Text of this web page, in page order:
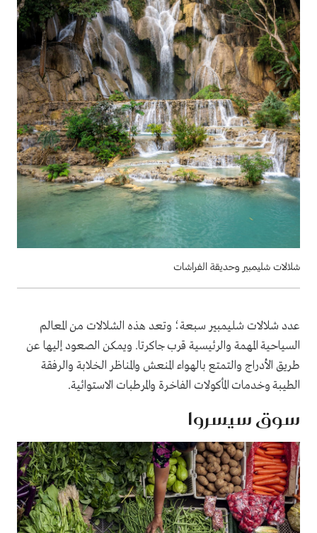
شلالات شليمبير وحديقة الفراشات
عدد شلالات شليمبير سبعة؛ وتعد هذه الشلالات من المعالم
السياحية المهمة والرئيسية قرب جاكرتا. ويمكن الصعود إليها عن
طريق الأدراج والتمتع بالهواء المنعش والمناظر الخلابة والرفقة
الطيبة وخدمات المأكولات الفاخرة والمرطبات الاستوائية.
سوق سيسروا